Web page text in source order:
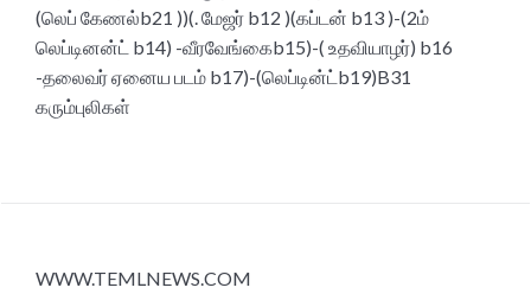
(லெப் கேணல்b21 ))(. மேஜர் b12 )(கப்டன் b13 )-(2ம்
லெப்டினன்ட் b14) -வீரவேங்கைb15)-( உதவியாழர்) b16
-தலைவர் ஏனைய படம் b17)-(லெப்டின்ட்b19)B31
கரும்புலிகள்
WWW.TEMLNEWS.COM